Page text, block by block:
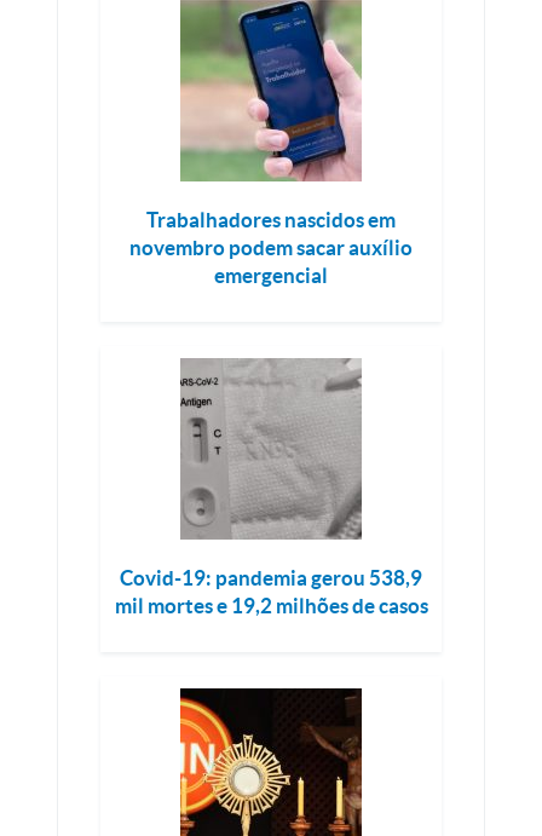
Trabalhadores nascidos em
novembro podem sacar auxílio
emergencial
Covid-19: pandemia gerou 538,9
mil mortes e 19,2 milhões de casos